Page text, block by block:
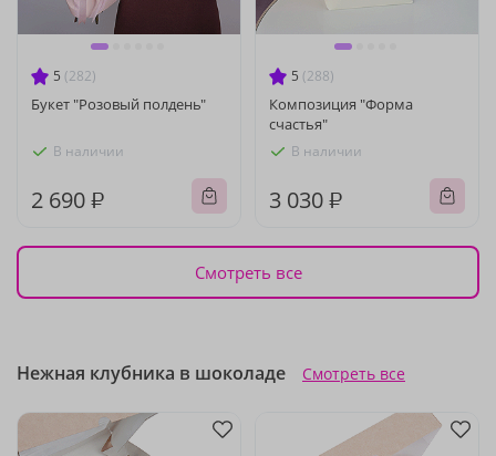
5 (282)
Букет "Розовый полдень"
В наличии
2 690 ₽
5 (288)
Композиция "Форма
счастья"
В наличии
3 030 ₽
Смотреть все
Нежная клубника в шоколаде Смотреть все